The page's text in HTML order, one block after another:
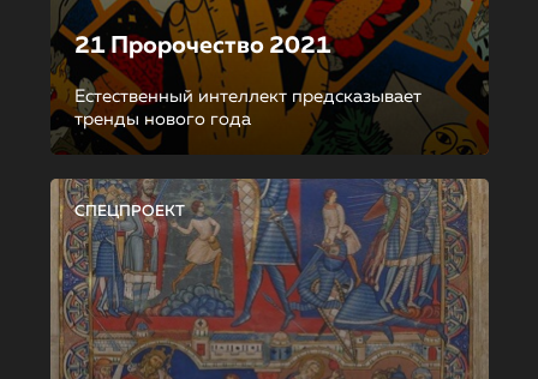
21 Пророчество 2021
Естественный интеллект предсказывает
тренды нового года
СПЕЦПРОЕКТ